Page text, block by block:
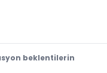
beklentilerin